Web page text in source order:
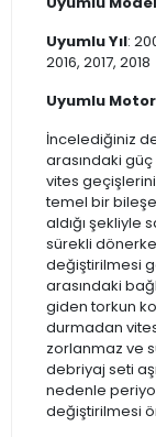
Uyumlu Yıl:
2016, 2017, 2018
Uyumlu
İncelediğiniz
arasındaki güç
vites
temel bir
aldığı şekliyle
sürekli
değiştirilmesi
arasındaki
giden torkun
durmadan
zorlanmaz ve
debriyaj seti
nedenle
değiştirilmesi